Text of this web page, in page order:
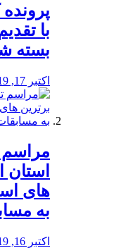
با
بسته
اکتبر 17, 2019
مراسم
استان
های
به
اکتبر 16, 2019